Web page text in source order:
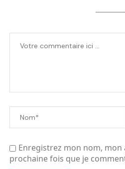
Enregistrez mon nom, mon
prochaine fois que je